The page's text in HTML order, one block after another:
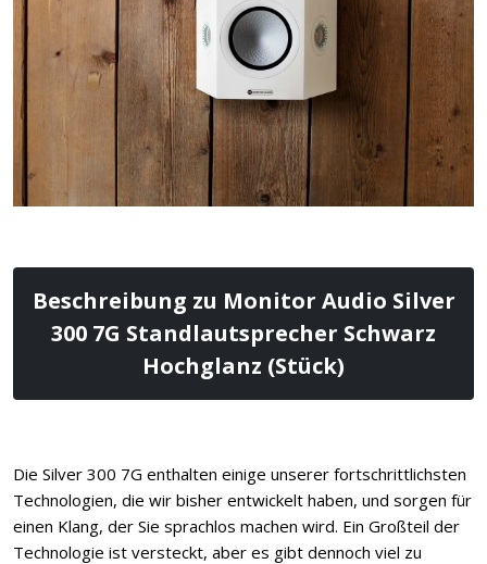
Beschreibung zu Monitor Audio Silver
300 7G Standlautsprecher Schwarz
Hochglanz (Stück)
Die Silver 300 7G enthalten einige unserer fortschrittlichsten
Technologien, die wir bisher entwickelt haben, und sorgen für
einen Klang, der Sie sprachlos machen wird. Ein Großteil der
Technologie ist versteckt, aber es gibt dennoch viel zu